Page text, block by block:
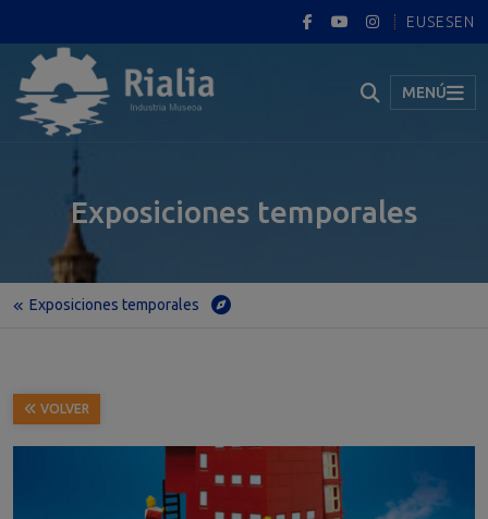
EUSESEN
MENÚ
Exposiciones temporales
Exposiciones temporales
VOLVER